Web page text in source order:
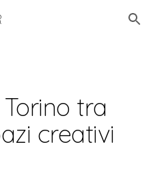
Skip to navigation
tra
creativi